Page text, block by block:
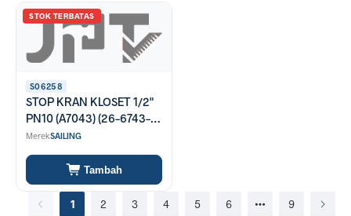
STOK TERBATAS
S06258
STOP KRAN KLOSET 1/2"
PN10 (A7043) (26-6743-
0016)
MerekSAILING
Tambah
1 2 3 4 5 6 9